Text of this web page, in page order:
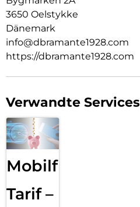
3650 Oelstykke
Dänemark
info@dbramante1928.com
https://dbramante1928.com
Verwandte Services
Mobilfunk
Tarif –